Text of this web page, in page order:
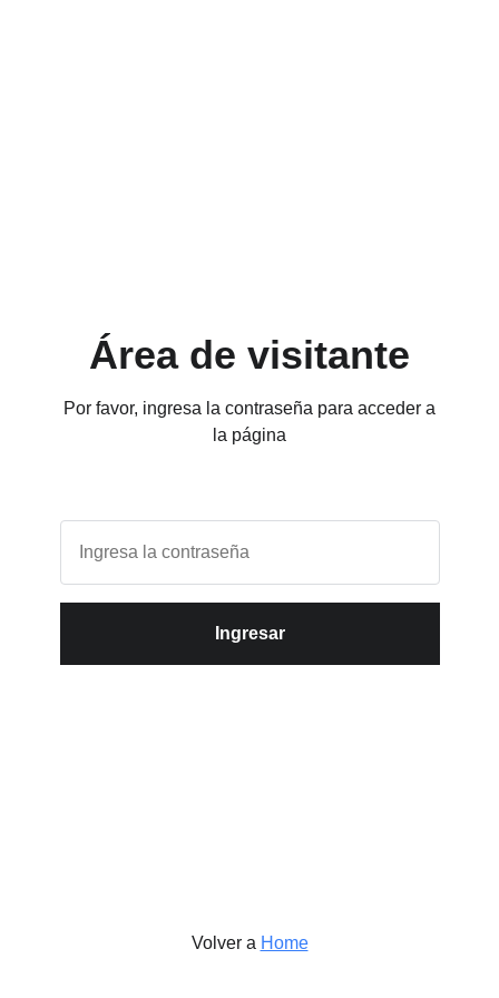
Área de visitante
Por favor, ingresa la contraseña para acceder a
la página
Ingresar
Volver a Home